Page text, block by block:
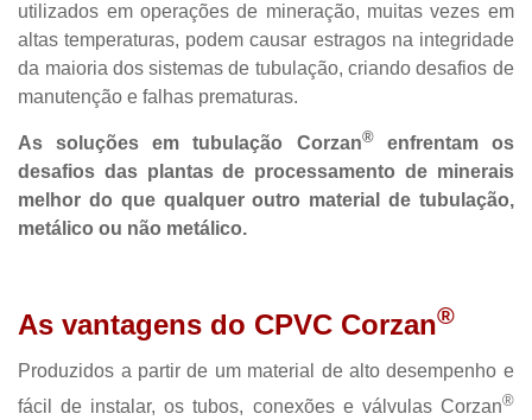
utilizados em operações de mineração, muitas vezes em
altas temperaturas, podem causar estragos na integridade
da maioria dos sistemas de tubulação, criando desafios de
manutenção e falhas prematuras.
As soluções em tubulação Corzan®enfrentam os
desafios das plantas de processamento de minerais
melhor do que qualquer outro material de tubulação,
metálico ou não metálico.
As vantagens do CPVC Corzan®
Produzidos a partir de um material de alto desempenho e
fácil de instalar, os tubos, conexões e válvulas Corzan®